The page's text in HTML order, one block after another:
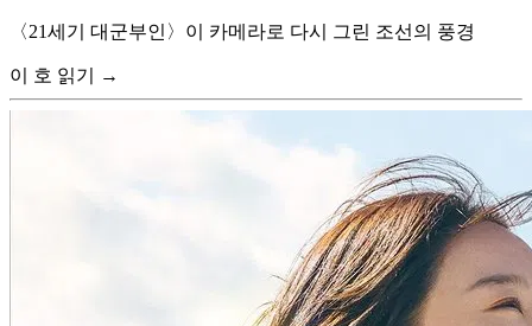
〈21세기 대군부인〉이 카메라로 다시 그린 조선의 풍경
이 호 읽기 →